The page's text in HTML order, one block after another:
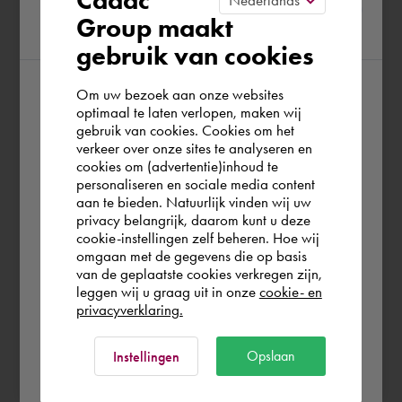
Edwin gaf me de indruk dat alles onder
controle was en vond voor de gestelde
probleempjes snel een oplossing op een
rustige manier. Hij heeft naast de installatie,
een paar comfortprobleempjes, die ik ervaren
had in de versie 2025 , bijgestuurd. Ik was dan
ook zeer tevreden.
Autodesk AutoCAD
overleg m.b.t. overgang naar Revit
Martin V, E.T.I.B. Verstegen B.V. - vor
etwa 6 Jahren
Ik moest even bijles hebben nadat we de
Réserver Edwin
region
According to us you are situated in Rest of
the world. Please confirm in which country
you wish to shop.
Schweiz
Rest of the world
Group maakt
gebruik van cookies
Om uw bezoek aan onze websites
optimaal te laten verlopen, maken wij
gebruik van cookies. Cookies om het
verkeer over onze sites te analyseren en
cookies om (advertentie)inhoud te
personaliseren en sociale media content
aan te bieden. Natuurlijk vinden wij uw
privacy belangrijk, daarom kunt u deze
cookie-instellingen zelf beheren. Hoe wij
omgaan met de gegevens die op basis
van de geplaatste cookies verkregen zijn,
leggen wij u graag uit in onze cookie- en
privacyverklaring.
Instellingen Opslaan